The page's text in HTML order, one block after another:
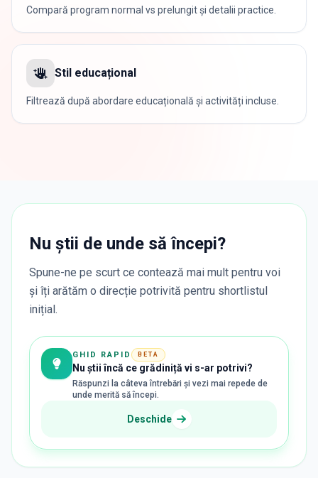
Compară program normal vs prelungit și detalii practice.
Stil educațional
Filtrează după abordare educațională și activități incluse.
Nu știi de unde să începi?
Spune-ne pe scurt ce contează mai mult pentru voi
și îți arătăm o direcție potrivită pentru shortlistul
inițial.
GHID RAPID BETA
Nu știi încă ce grădiniță vi s-ar potrivi?
Răspunzi la câteva întrebări și vezi mai repede de
unde merită să începi.
Deschide